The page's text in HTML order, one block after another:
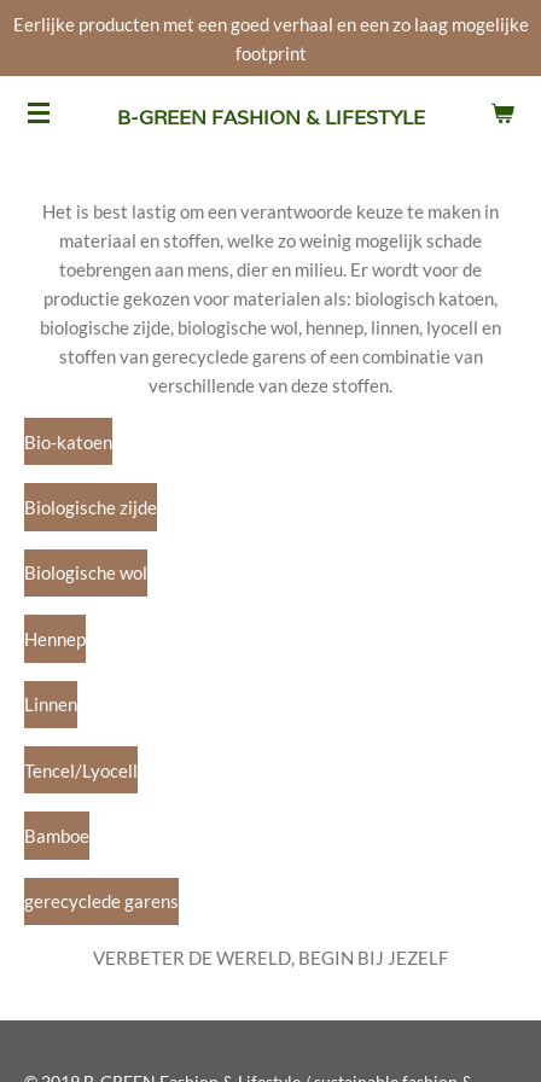
Ga
naar
de
B-GREEN FASHION & LIFESTYLE
Eerlijke producten met een goed verhaal en een zo laag mogelijke
footprint
Het is best lastig om een verantwoorde keuze te maken in
materiaal en stoffen, welke zo weinig mogelijk schade
toebrengen aan mens, dier en milieu. Er wordt voor de
productie gekozen voor materialen als: biologisch katoen,
biologische zijde, biologische wol, hennep, linnen, lyocell en
stoffen van gerecyclede garens of een combinatie van
verschillende van deze stoffen.
Bio-katoen
Biologische zijde
Biologische wol
Hennep
Linnen
Tencel/Lyocell
Bamboe
gerecyclede garens
VERBETER DE WERELD, BEGIN BIJ JEZELF